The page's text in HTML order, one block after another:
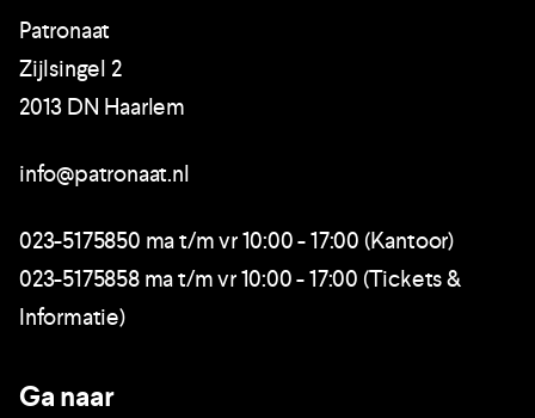
Patronaat
Zijlsingel 2
2013 DN Haarlem
info@patronaat.nl
023-5175850 ma t/m vr 10:00 - 17:00 (Kantoor)
023-5175858 ma t/m vr 10:00 - 17:00 (Tickets &
Informatie)
Ga naar